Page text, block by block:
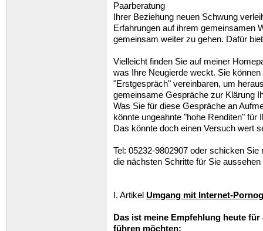
Paarberatung
Ihrer Beziehung neuen Schwung
Erfahrungen auf ihrem gemeinsamen
gemeinsam weiter zu gehen. Dafür
Vielleicht finden Sie auf meiner
was Ihre Neugierde weckt. Sie
"Erstgespräch" vereinbaren, um
gemeinsame Gespräche zur Klärung
Was Sie für diese Gespräche an
könnte ungeahnte "hohe Renditen"
Das könnte doch einen Versuch wert
Tel: 05232-9802907 oder schicken
die nächsten Schritte für Sie aussehen
I. Artikel Umgang mit Internet-
Das ist meine Empfehlung heute
führen möchten: